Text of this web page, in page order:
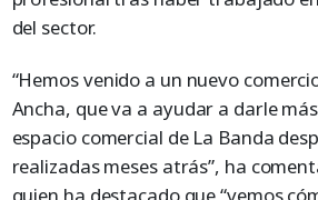
del sector.
“Hemos venido a un nuevo
Ancha, que va a ayudar a darle
espacio comercial de La Banda
realizadas meses atrás”, ha
quien ha destacado que “vemos